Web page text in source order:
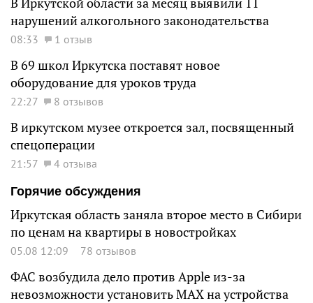
нарушений алкогольного законодательства
08:33 1 отзыв
В 69 школ Иркутска поставят новое
оборудование для уроков труда
22:27 8 отзывов
В иркутском музее откроется зал, посвященный
спецоперации
21:57
4 отзыва
Горячие обсуждения
Иркутская область заняла второе место в Сибири
по ценам на квартиры в новостройках
05.08 12:09 78 отзывов
ФАС возбудила дело против Apple из-за
невозможности установить MAX на устройства